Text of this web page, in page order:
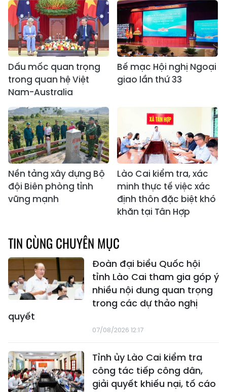
Dấu mốc quan trọng
trong quan hệ Việt
Nam-Australia
Bế mạc Hội nghị Ngoại
giao lần thứ 33
Nền tảng xây dựng Bộ
đội Biên phòng tỉnh
vững mạnh
Lào Cai kiểm tra, xác
minh thực tế việc xác
định thôn đặc biệt khó
khăn tại Tân Hợp
TIN CÙNG CHUYÊN MỤC
Đoàn đại biểu Quốc hội
tỉnh Lào Cai tham gia góp ý
nhiều nội dung quan trọng
trong các dự thảo nghị
quyết
07/08/2026 12:17
Tỉnh ủy Lào Cai kiểm tra
công tác tiếp công dân,
giải quyết khiếu nại, tố cáo